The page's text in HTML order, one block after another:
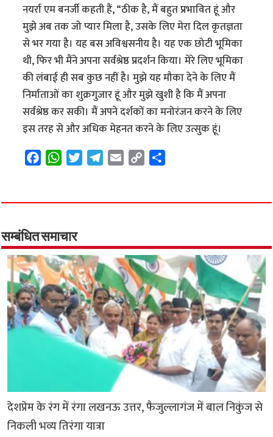
नयर्रा एम बनर्जी कहती हैं, “ठीक है, मैं बहुत प्रभावित हूं और
मुझे अब तक जो प्यार मिला है, उसके लिए मेरा दिल कृतज्ञता
से भर गया है। यह बस अविश्वसनीय है। यह एक छोटी भूमिका
थी, फिर भी मैंने अपना सर्वश्रेष्ठ प्रदर्शन किया। मेरे लिए भूमिका
की लंबाई ही सब कुछ नहीं है। मुझे यह मौका देने के लिए मैं
निर्माताओं का शुक्रगुजार हूं और मुझे खुशी है कि मैं अपना
सर्वश्रेष्ठ कर सकी। मैं अपने दर्शकों का मनोरंजन करने के लिए
इस तरह से और अधिक मेहनत करने के लिए उत्सुक हूं।
F
e
o
o
k
W
t
A
p
p
T
t
r
T
e
a
m
E
i
C
y
n
k
r
सम्बंधित समाचार
देशप्रेम के रंग में रंगा लखनऊ उत्तर, फैजुल्लागंज में बाल निकुंज से
निकली भव्य तिरंगा यात्रा